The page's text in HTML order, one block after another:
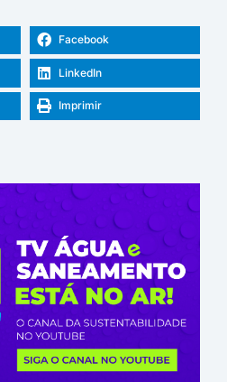
Facebook
LinkedIn
Imprimir